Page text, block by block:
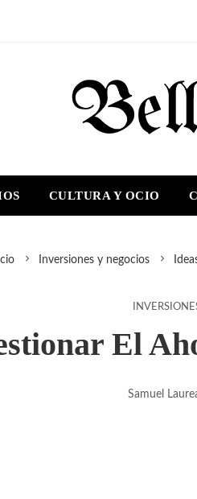
CULTURA Y OCIO
Inversiones y negocios
El
Samuel